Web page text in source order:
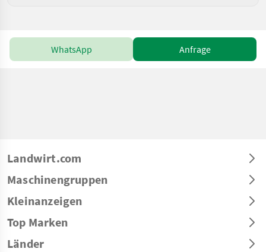
WhatsApp Anfrage
Landwirt.com
Maschinengruppen
Kleinanzeigen
Top Marken
Länder